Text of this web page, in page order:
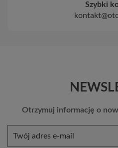
Szybki
Otrzymuj informację o